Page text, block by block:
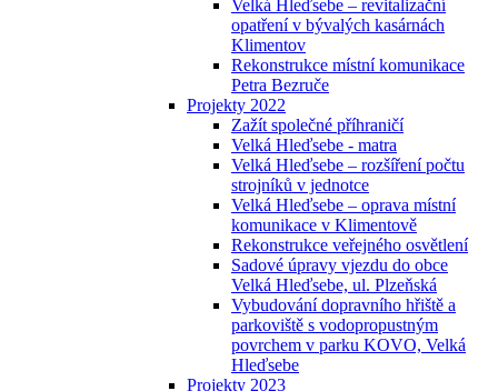
Velká Hleďsebe – revitalizační
opatření v bývalých kasárnách
Klimentov
Rekonstrukce místní komunikace
Petra Bezruče
Projekty 2022
Zažít společné příhraničí
Velká Hleďsebe - matra
Velká Hleďsebe – rozšíření počtu
strojníků v jednotce
Velká Hleďsebe – oprava místní
komunikace v Klimentově
Rekonstrukce veřejného osvětlení
Sadové úpravy vjezdu do obce
Velká Hleďsebe, ul. Plzeňská
Vybudování dopravního hřiště a
parkoviště s vodopropustným
povrchem v parku KOVO, Velká
Hleďsebe
Projekty 2023